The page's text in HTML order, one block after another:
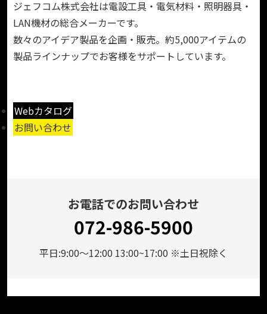
ジェフコム株式会社は電設工具・電気材料・照明器具・
LAN機材の総合メーカーです。
数々のアイデア製品を企画・販売。約5,000アイテムの
製品ラインナップでお客様をサポートしています。
Webカタログ
お問い合わせ
お電話でのお問い合わせ
072-986-5900
平日:9:00～12:00 13:00~17:00 ※土日祝除く